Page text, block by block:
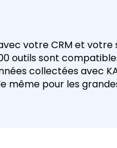
votre CRM et votre
outils sont
collectées avec
même pour les